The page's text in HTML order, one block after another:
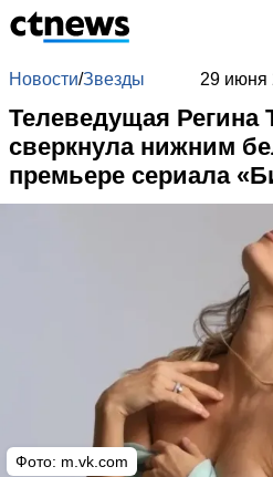
Новости/Звезды 29 июня
Телеведущая Регина
сверкнула нижним
премьере сериала
Фото: m.vk.com